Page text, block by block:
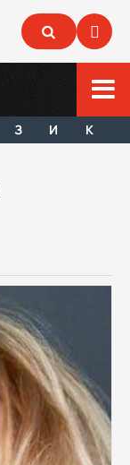
З И К